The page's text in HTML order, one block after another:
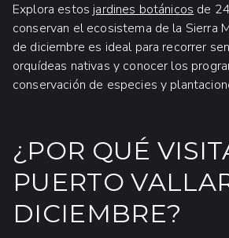
Explora estos jardines botánicos de
conservan el ecosistema de la Sierra
de diciembre es ideal para recorrer
orquídeas nativas y conocer los
conservación de especies y
¿POR QUÉ
PUERTO
DICIEMBRE?